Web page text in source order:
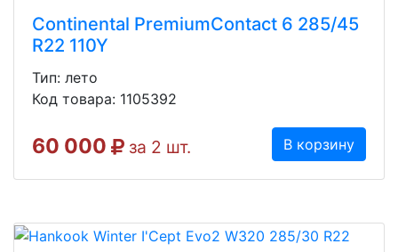
Continental PremiumContact 6 285/45
R22 110Y
Тип: лето
Код товара: 1105392
60 000 за 2 шт. В корзину